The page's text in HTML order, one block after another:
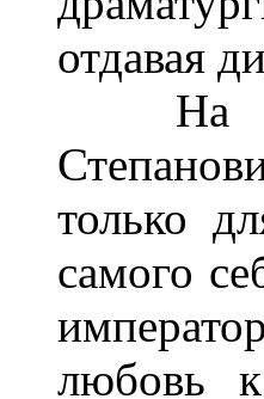
отдавая
На
только
самого
любовь